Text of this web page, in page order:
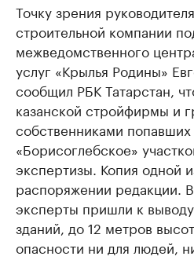
Точку зрения
строительной компании
межведомственного
услуг «Крылья Родины»
сообщил РБК Татарстан,
казанской стройфирмы и
собственниками
«Борисоглебское»
экспертизы. Копия одной
распоряжении редакции. В
эксперты пришли к
зданий, до 12 метров
опасности ни для людей,